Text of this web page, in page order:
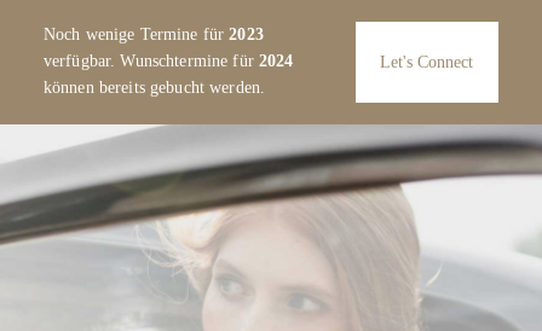
Let's Connect
Noch wenige Termine für2023
verfügbar. Wunschtermine für 2024
können bereits gebucht werden.
MONO
ABOUTÜBER MICH
FOTOGRAF PORTFOLIO